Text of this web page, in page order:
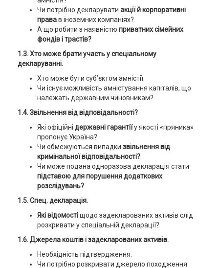
Чи потрібно декларувати акції й корпоративні
правав іноземних компаніях?
А що робити з наявністю приватних сімейних
фондів і трастів?
1.3. Хто може брати участь у спеціальному
декларуванні.
Хто може бути суб’єктом амністії.
Чи існує можливість амністування капіталів, що
належать державним чиновникам?
1.4. Звільнення від відповідальності?
Які офіційні державні гарантіїу якості «пряника»
пропонує Україна?
Чи обмежуються випадки звільнення від
кримінальної відповідальності?
Чи може подана одноразова декларація стати
підставою для порушення додаткових
розслідувань?
1.5. Спец. декларація.
Які відомостіщодо задекларованих активів слід
розкривати у спеціальній декларації?
1.6. Джерела коштів і задекларованих активів.
Необхідність підтвердження.
Чи потрібно розкривати джерело походження